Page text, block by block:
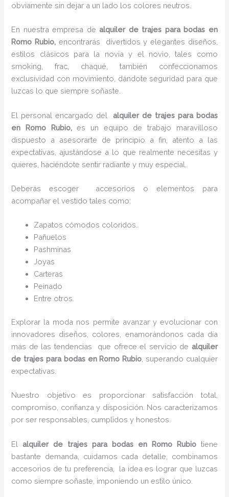
obviamente sin dejar a un lado los colores neutros.
En nuestra empresa dealquiler de trajes para bodas en
Romo Rubio, encontrarás
divertidos y elegantes diseños,
estilos clásicos para la novia y el novio, tales como
smoking, frac, chaqué, también confeccionamos
exclusividad con movimiento, dándote seguridad para que
luzcas lo que siempre soñaste.
El personal encargado delalquiler de trajes para bodas
en Romo Rubio,es un equipo de trabajo maravilloso
dispuesto a asesorarte de principio a fin, atento a las
expectativas, ajustándose a lo que realmente necesitas y
quieres, haciéndote sentir radiante y muy especial.
Deberás escoger accesorios o elementos para
acompañar el vestido tales como:
Zapatos cómodos coloridos.
Pañuelos
Pashminas
Joyas
Carteras
Peinado
Entre otros.
Explorar la moda nos permite avanzar y evolucionar con
innovadores diseños, colores, enamorándonos cada día
más de las tendencias que ofrece el servicio de alquiler
de trajes para bodas en Romo Rubio , superando cualquier
expectativas.
Nuestro objetivo es proporcionar satisfacción total,
compromiso, confianza y disposición. Nos caracterizamos
por ser responsables, cumplidos y honestos.
Elalquiler de trajes para bodas en Romo Rubio tiene
bastante demanda, cuidamos cada detalle, combinamos
accesorios de tu preferencia, la idea es lograr que luzcas
como siempre soñaste, imponiendo un estilo único.